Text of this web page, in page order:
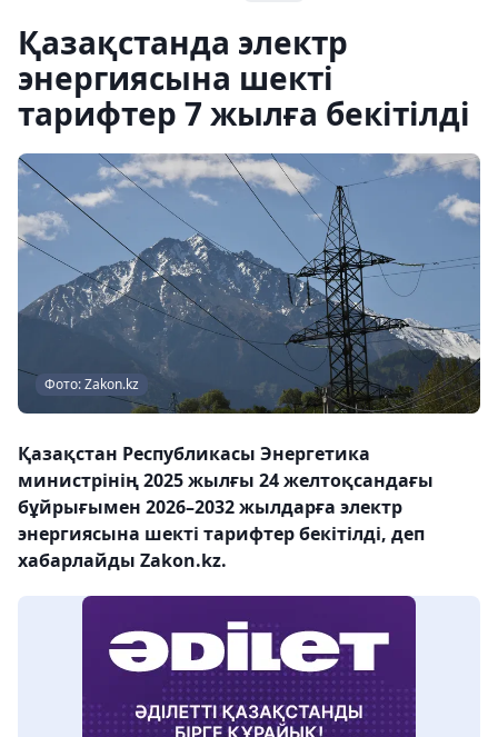
Қазақстанда электр
энергиясына шекті
тарифтер 7 жылға бекітілді
Фото: Zakon.kz
Қазақстан Республикасы Энергетика
министрінің 2025 жылғы 24 желтоқсандағы
бұйрығымен 2026–2032 жылдарға электр
энергиясына шекті тарифтер бекітілді, деп
хабарлайды Zakon.kz.